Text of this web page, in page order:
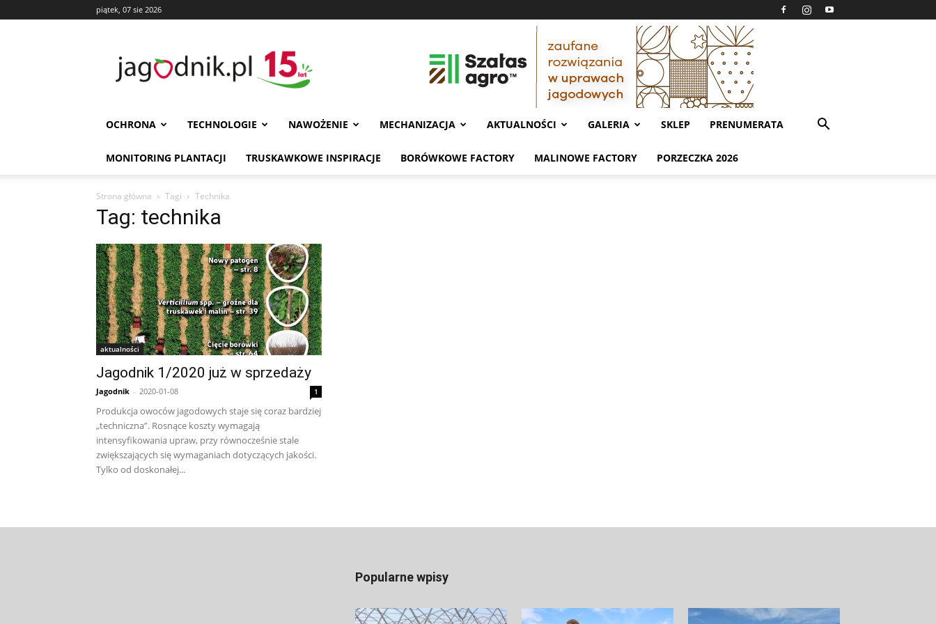
piątek, 07 sie 2026
OCHRONA TECHNOLOGIE NAWOŻENIE MECHANIZACJA AKTUALNOŚCI GALERIA SKLEP PRENUMERATA
MONITORING PLANTACJI TRUSKAWKOWE INSPIRACJE BORÓWKOWE FACTORY MALINOWE FACTORY PORZECZKA 2026
Strona główna Tagi Technika
Tag: technika
aktualności
Jagodnik 1/2020 już w sprzedaży
Jagodnik - 2020-01-08 1
Produkcja owoców jagodowych staje się coraz bardziej
„techniczna”. Rosnące koszty wymagają
intensyfikowania upraw, przy równocześnie stale
zwiększających się wymaganiach dotyczących jakości.
Tylko od doskonałej...
Popularne wpisy